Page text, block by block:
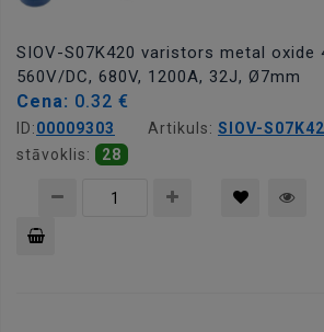
SIOV-S07K420 varistors metal oxide
560V/DC, 680V, 1200A, 32J, Ø7mm
Cena: 0.32 €
ID:00009303 Artikuls: SIOV-
stāvoklis:
28